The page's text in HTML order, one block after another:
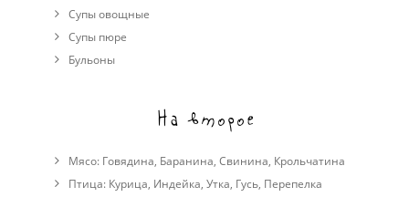
Супы овощные
Cупы пюре
Бульоны
На второе
Мясо: Говядина, Баранина, Свинина, Крольчатина
Птица: Курица, Индейка, Утка, Гусь, Перепелка